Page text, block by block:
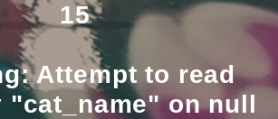
15
: Attempt to read
"cat_name" on null